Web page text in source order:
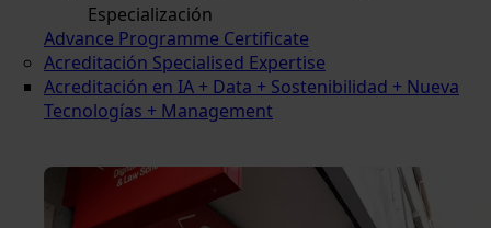
Especialización
Advance Programme Certificate
Acreditación Specialised Expertise
Acreditación en IA + Data + Sostenibilidad + Nueva
Tecnologías + Management